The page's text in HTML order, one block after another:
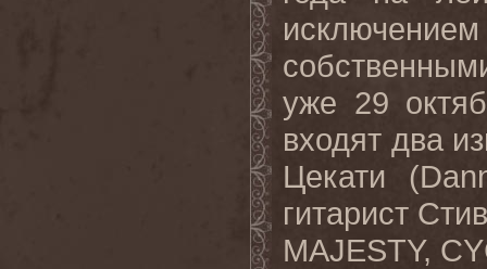
уже 29
входят два
Цекати
гитарист
MAJESTY,